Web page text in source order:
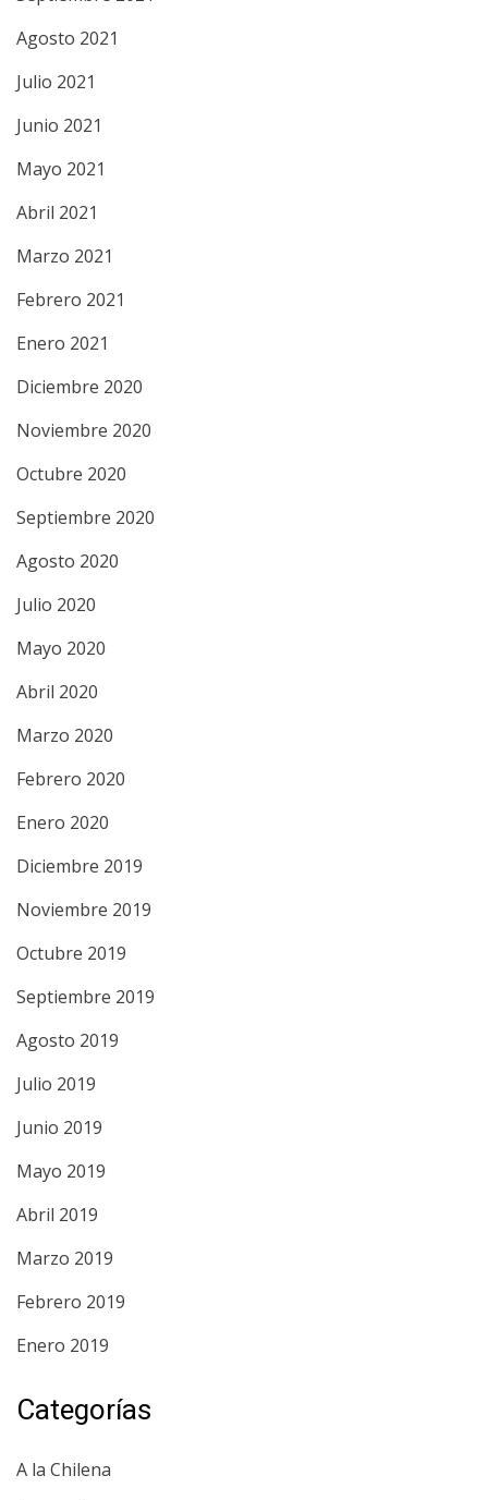
Agosto 2021
Julio 2021
Junio 2021
Mayo 2021
Abril 2021
Marzo 2021
Febrero 2021
Enero 2021
Diciembre 2020
Noviembre 2020
Octubre 2020
Septiembre 2020
Agosto 2020
Julio 2020
Mayo 2020
Abril 2020
Marzo 2020
Febrero 2020
Enero 2020
Diciembre 2019
Noviembre 2019
Octubre 2019
Septiembre 2019
Agosto 2019
Julio 2019
Junio 2019
Mayo 2019
Abril 2019
Marzo 2019
Febrero 2019
Enero 2019
Categorías
A la Chilena